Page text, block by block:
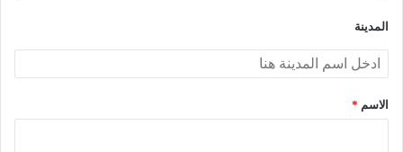
المدينة
الاسم *